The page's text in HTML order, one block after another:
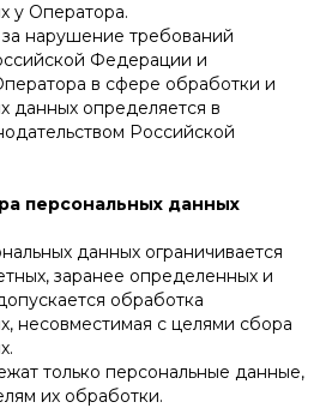
у Оператора.
за нарушение требований
Федерации и
в сфере обработки и
данных определяется в
Российской
персональных данных
данных ограничивается
заранее определенных и
обработка
несовместимая с целями сбора
только персональные данные,
их обработки.